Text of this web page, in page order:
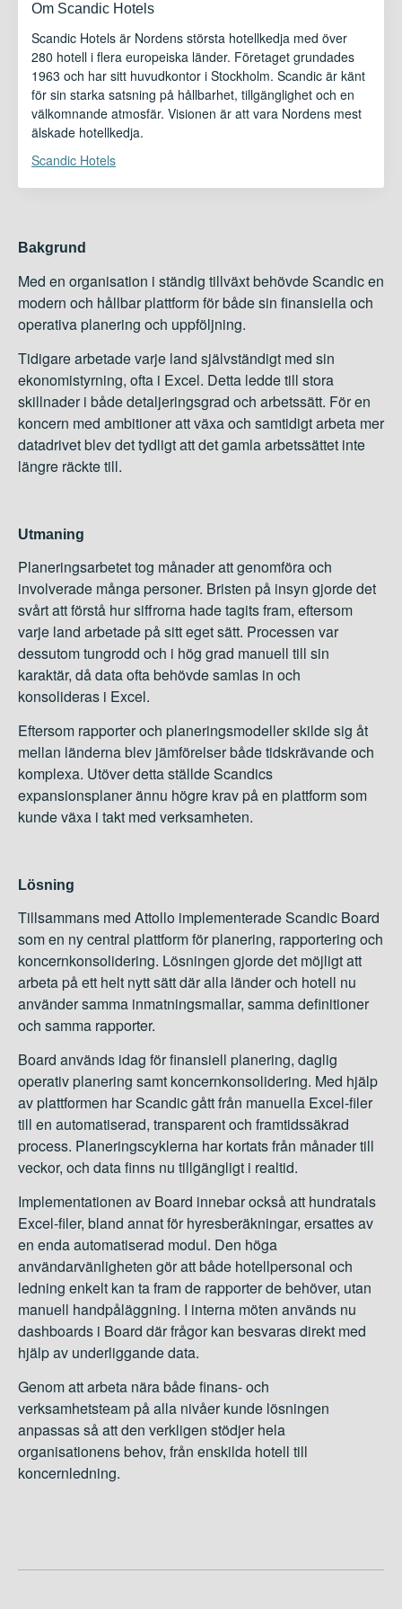
Om Scandic Hotels
Scandic Hotels är Nordens största hotellkedja med över
280 hotell i flera europeiska länder. Företaget grundades
1963 och har sitt huvudkontor i Stockholm. Scandic är känt
för sin starka satsning på hållbarhet, tillgänglighet och en
välkomnande atmosfär. Visionen är att vara Nordens mest
älskade hotellkedja.
Scandic Hotels
Bakgrund
Med en organisation i ständig tillväxt behövde Scandic en
modern och hållbar plattform för både sin finansiella och
operativa planering och uppföljning.
Tidigare arbetade varje land självständigt med sin
ekonomistyrning, ofta i Excel. Detta ledde till stora
skillnader i både detaljeringsgrad och arbetssätt. För en
koncern med ambitioner att växa och samtidigt arbeta mer
datadrivet blev det tydligt att det gamla arbetssättet inte
längre räckte till.
Utmaning
Planeringsarbetet tog månader att genomföra och
involverade många personer. Bristen på insyn gjorde det
svårt att förstå hur siffrorna hade tagits fram, eftersom
varje land arbetade på sitt eget sätt. Processen var
dessutom tungrodd och i hög grad manuell till sin
karaktär, då data ofta behövde samlas in och
konsolideras i Excel.
Eftersom rapporter och planeringsmodeller skilde sig åt
mellan länderna blev jämförelser både tidskrävande och
komplexa. Utöver detta ställde Scandics
expansionsplaner ännu högre krav på en plattform som
kunde växa i takt med verksamheten.
Lösning
Tillsammans med Attollo implementerade Scandic Board
som en ny central plattform för planering, rapportering och
koncernkonsolidering. Lösningen gjorde det möjligt att
arbeta på ett helt nytt sätt där alla länder och hotell nu
använder samma inmatningsmallar, samma definitioner
och samma rapporter.
Board används idag för finansiell planering, daglig
operativ planering samt koncernkonsolidering. Med hjälp
av plattformen har Scandic gått från manuella Excel-filer
till en automatiserad, transparent och framtidssäkrad
process. Planeringscyklerna har kortats från månader till
veckor, och data finns nu tillgängligt i realtid.
Implementationen av Board innebar också att hundratals
Excel-filer, bland annat för hyresberäkningar, ersattes av
en enda automatiserad modul. Den höga
användarvänligheten gör att både hotellpersonal och
ledning enkelt kan ta fram de rapporter de behöver, utan
manuell handpåläggning. I interna möten används nu
dashboards i Board där frågor kan besvaras direkt med
hjälp av underliggande data.
Genom att arbeta nära både finans- och
verksamhetsteam på alla nivåer kunde lösningen
anpassas så att den verkligen stödjer hela
organisationens behov, från enskilda hotell till
koncernledning.